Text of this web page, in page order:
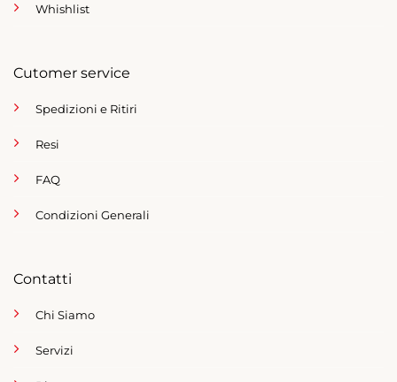
Whishlist
Cutomer service
Spedizioni e Ritiri
Resi
FAQ
Condizioni Generali
Contatti
Chi Siamo
Servizi